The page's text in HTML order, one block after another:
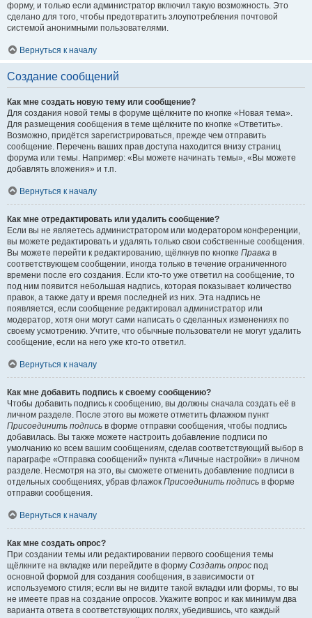
форму, и только если администратор включил такую возможность. Это
сделано для того, чтобы предотвратить злоупотребления почтовой
системой анонимными пользователями.
Вернуться к началу
Создание сообщений
Как мне создать новую тему или сообщение?
Для создания новой темы в форуме щёлкните по кнопке «Новая тема».
Для размещения сообщения в теме щёлкните по кнопке «Ответить».
Возможно, придётся зарегистрироваться, прежде чем отправить
сообщение. Перечень ваших прав доступа находится внизу страниц
форума или темы. Например: «Вы можете начинать темы», «Вы можете
добавлять вложения» и т.п.
Вернуться к началу
Как мне отредактировать или удалить сообщение?
Если вы не являетесь администратором или модератором конференции,
вы можете редактировать и удалять только свои собственные сообщения.
Вы можете перейти к редактированию, щёлкнув по кнопке Правка в
соответствующем сообщении, иногда только в течение ограниченного
времени после его создания. Если кто-то уже ответил на сообщение, то
под ним появится небольшая надпись, которая показывает количество
правок, а также дату и время последней из них. Эта надпись не
появляется, если сообщение редактировал администратор или
модератор, хотя они могут сами написать о сделанных изменениях по
своему усмотрению. Учтите, что обычные пользователи не могут удалить
сообщение, если на него уже кто-то ответил.
Вернуться к началу
Как мне добавить подпись к своему сообщению?
Чтобы добавить подпись к сообщению, вы должны сначала создать её в
личном разделе. После этого вы можете отметить флажком пункт
Присоединить подпись в форме отправки сообщения, чтобы подпись
добавилась. Вы также можете настроить добавление подписи по
умолчанию ко всем вашим сообщениям, сделав соответствующий выбор в
параграфе «Отправка сообщений» пункта «Личные настройки» в личном
разделе. Несмотря на это, вы сможете отменить добавление подписи в
отдельных сообщениях, убрав флажок Присоединить подпись в форме
отправки сообщения.
Вернуться к началу
Как мне создать опрос?
При создании темы или редактировании первого сообщения темы
щёлкните на вкладке или перейдите в форму Создать опрос под
основной формой для создания сообщения, в зависимости от
используемого стиля; если вы не видите такой вкладки или формы, то вы
не имеете прав на создание опросов. Укажите вопрос и как минимум два
варианта ответа в соответствующих полях, убедившись, что каждый